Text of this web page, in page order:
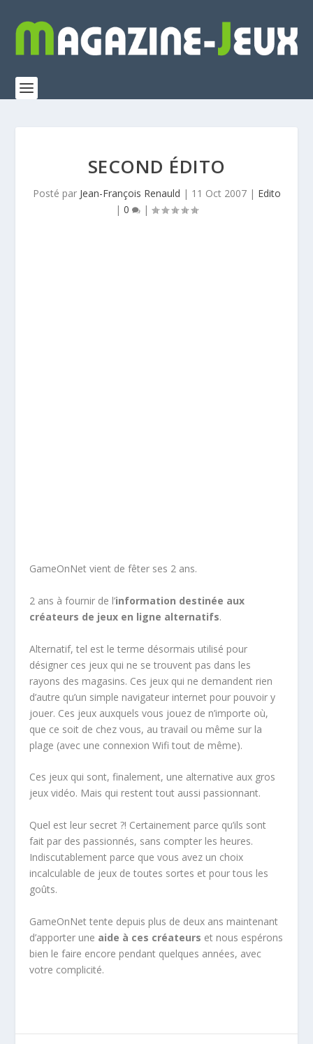
SECOND ÉDITO
Posté par Jean-François Renauld | 11 Oct 2007| Edito
| 0 |
GameOnNet vient de fêter ses 2 ans.
2 ans à fournir de l’information destinée aux
créateurs de jeux en ligne alternatifs.
Alternatif, tel est le terme désormais utilisé pour
désigner ces jeux qui ne se trouvent pas dans les
rayons des magasins. Ces jeux qui ne demandent rien
d’autre qu’un simple navigateur internet pour pouvoir y
jouer. Ces jeux auxquels vous jouez de n’importe où,
que ce soit de chez vous, au travail ou même sur la
plage (avec une connexion Wifi tout de même).
Ces jeux qui sont, finalement, une alternative aux gros
jeux vidéo. Mais qui restent tout aussi passionnant.
Quel est leur secret ?! Certainement parce qu’ils sont
fait par des passionnés, sans compter les heures.
Indiscutablement parce que vous avez un choix
incalculable de jeux de toutes sortes et pour tous les
goûts.
GameOnNet tente depuis plus de deux ans maintenant
d’apporter une aide à ces créateurs et nous espérons
bien le faire encore pendant quelques années, avec
votre complicité.